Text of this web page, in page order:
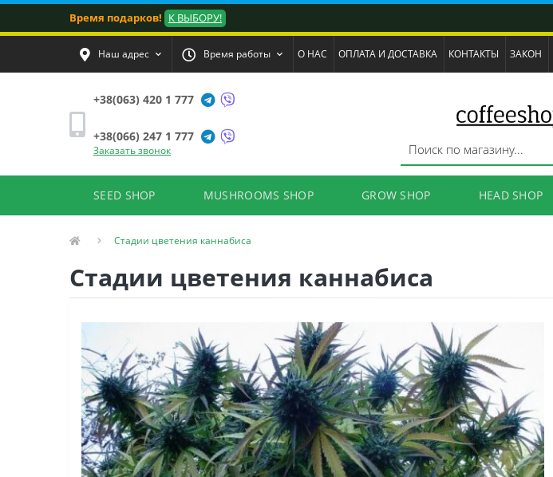
Время подарков! К ВЫБОРУ!
Наш адрес Время работы О НАС ОПЛАТА И ДОСТАВКА КОНТАКТЫ ЗАКОН
+38(063) 420 1 777
+38(066) 247 1 777
Заказать звонок
SEED SHOP MUSHROOMS SHOP GROW SHOP HEAD SHOP
Стадии цветения каннабиса
Стадии цветения каннабиса